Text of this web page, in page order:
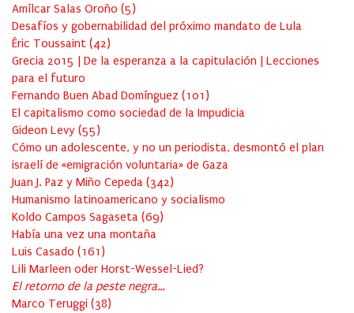
Amílcar Salas Oroño (5)
Desafíos y gobernabilidad del próximo mandato de Lula
Éric Toussaint (42)
Grecia 2015 | De la esperanza a la capitulación | Lecciones
para el futuro
Fernando Buen Abad Domínguez (101 )
El capitalismo como sociedad de la Impudicia
Gideon Levy (55)
Cómo un adolescente, y no un periodista, desmontó el plan
israelí de «emigración voluntaria» de Gaza
Juan J. Paz y Miño Cepeda (342)
Humanismo latinoamericano y socialismo
Koldo Campos Sagaseta (69)
Había una vez una montaña
Luis Casado (161 )
Lili Marleen oder Horst-Wessel-Lied?
El retorno de la peste negra…
Marco Teruggi (38)